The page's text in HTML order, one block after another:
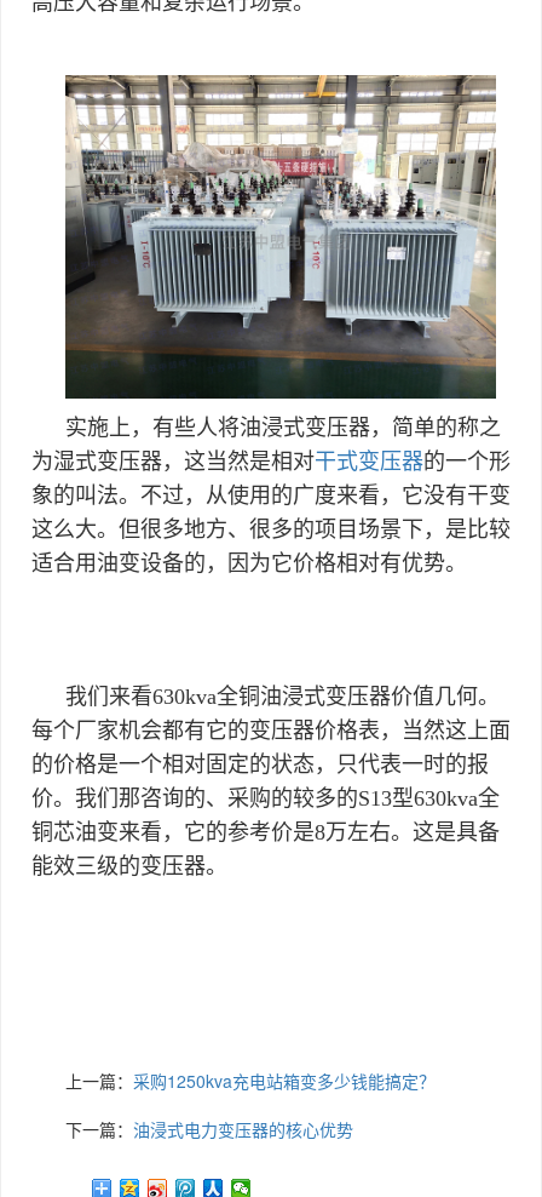
实施上，有些人将油浸式变压器，简单的称之
为湿式变压器，这当然是相对干式变压器的一个形
象的叫法。不过，从使用的广度来看，它没有干变
这么大。但很多地方、很多的项目场景下，是比较
适合用油变设备的，因为它价格相对有优势。
我们来看630kva全铜油浸式变压器价值几何。
每个厂家机会都有它的变压器价格表，当然这上面
的价格是一个相对固定的状态，只代表一时的报
价。我们那咨询的、采购的较多的S13型630kva全
铜芯油变来看，它的参考价是8万左右。这是具备
能效三级的变压器。
上一篇： 采购1250kva充电站箱变多少钱能搞定？
下一篇： 油浸式电力变压器的核心优势